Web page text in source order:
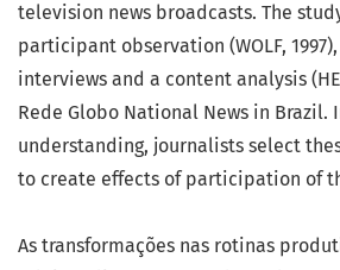
television news broadcasts. The
participant observation (WOLF,
interviews and a content analysis
Rede Globo National News in Brazil.
understanding, journalists select
to create effects of participation of
As transformações nas rotinas